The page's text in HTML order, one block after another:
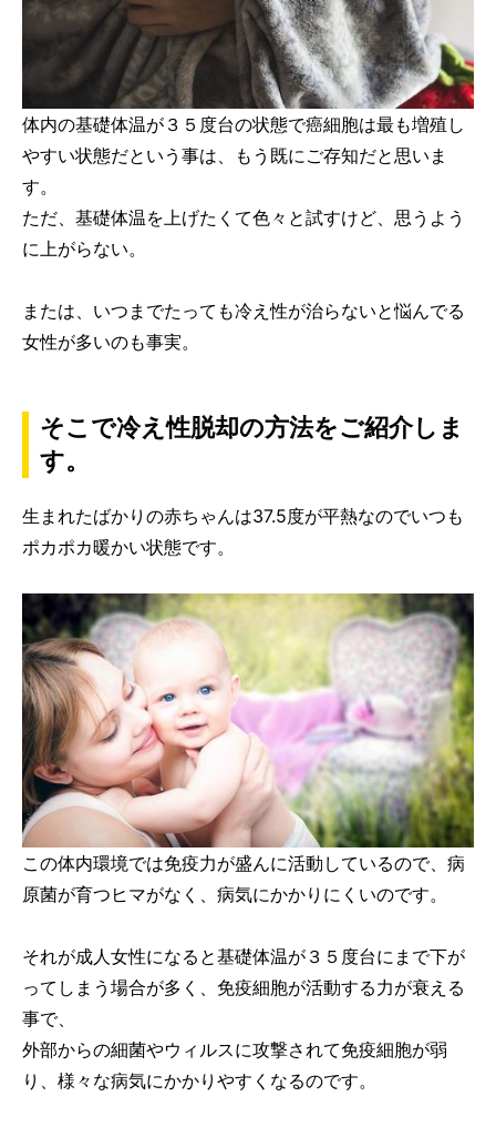
体内の基礎体温が３５度台の状態で癌細胞は最も増殖し
やすい状態だという事は、もう既にご存知だと思いま
す。
ただ、基礎体温を上げたくて色々と試すけど、思うよう
に上がらない。
または、いつまでたっても冷え性が治らないと悩んでる
女性が多いのも事実。
そこで冷え性脱却の方法をご紹介しま
す。
生まれたばかりの赤ちゃんは37.5度が平熱なのでいつも
ポカポカ暖かい状態です。
この体内環境では免疫力が盛んに活動しているので、病
原菌が育つヒマがなく、病気にかかりにくいのです。
それが成人女性になると基礎体温が３５度台にまで下が
ってしまう場合が多く、免疫細胞が活動する力が衰える
事で、
外部からの細菌やウィルスに攻撃されて免疫細胞が弱
り、様々な病気にかかりやすくなるのです。